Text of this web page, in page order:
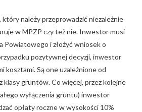
należy przeprowadzić niezależnie
w MPZP czy też nie. Inwestor musi
Powiatowego i złożyć wniosek o
pozytywnej decyzji, inwestor
kosztami. Są one uzależnione od
klasy gruntów. Co więcej, przez kolejne
wyłączenia gruntu) inwestor
opłaty roczne w wysokości 10%